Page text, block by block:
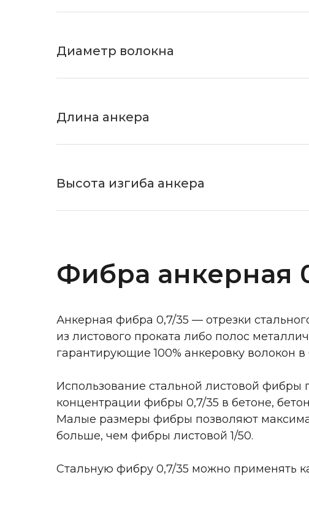
Диаметр волокна
Длина анкера
Высота изгиба анкера
Фибра анкерная
Анкерная фибра 0,7/35 — отрезки
из листового проката либо полос
гарантирующие 100% анкеровку волокон в
Использование стальной листовой фибры
концентрации фибры 0,7/35 в бетоне,
Малые размеры фибры позволяют
больше, чем фибры листовой 1/50.
Стальную фибру 0,7/35 можно применять